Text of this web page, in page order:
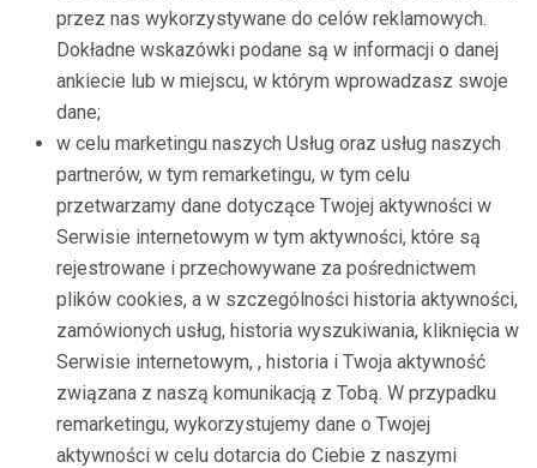
przez nas wykorzystywane do celów reklamowych.
Dokładne wskazówki podane są w informacji o danej
ankiecie lub w miejscu, w którym wprowadzasz swoje
dane;
w celu marketingu naszych Usług oraz usług naszych
partnerów, w tym remarketingu, w tym celu
przetwarzamy dane dotyczące Twojej aktywności w
Serwisie internetowym w tym aktywności, które są
rejestrowane i przechowywane za pośrednictwem
plików cookies, a w szczególności historia aktywności,
zamówionych usług, historia wyszukiwania, kliknięcia w
Serwisie internetowym, , historia i Twoja aktywność
związana z naszą komunikacją z Tobą. W przypadku
remarketingu, wykorzystujemy dane o Twojej
aktywności w celu dotarcia do Ciebie z naszymi